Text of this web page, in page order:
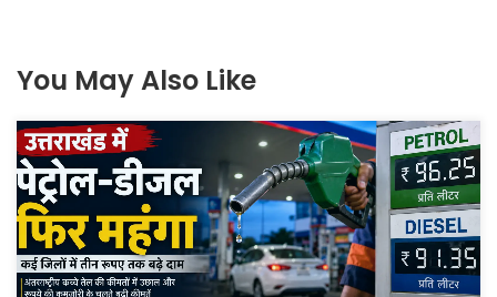
You May Also Like